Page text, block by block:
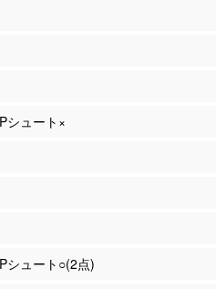
シュート×
シュート○(2点)